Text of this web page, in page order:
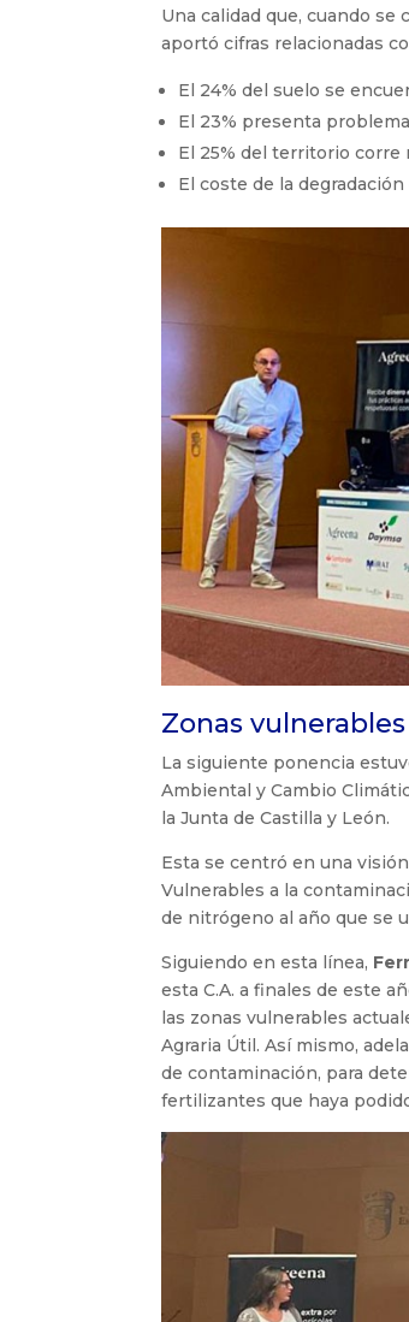
Una calidad que, cuando se
aportó cifras relacionadas
El 24% del suelo se
El 23% presenta
El 25% del territorio corre
El coste de la
Zonas
La siguiente ponencia
Ambiental y Cambio
la Junta de Castilla y León.
Esta se centró en una
Vulnerables a la
de nitrógeno al año que se
Siguiendo en esta línea,
esta C.A. a finales de este
las zonas vulnerables
Agraria Útil. Así mismo,
de contaminación, para
fertilizantes que haya